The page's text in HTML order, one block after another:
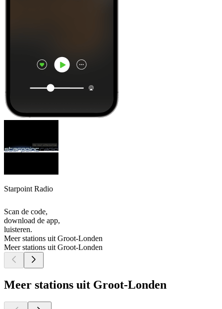
Starpoint Radio
Scan de code,
download de app,
luisteren.
Meer stations uit Groot-Londen
Meer stations uit Groot-Londen
Meer stations uit Groot-Londen